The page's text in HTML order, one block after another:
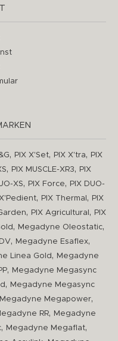
, PIX X'Set, PIX X'tra,
PIX
, PIX MUSCLE-XR3,
PIX
XS, PIX Force,
PIX DUO-
, PIX Thermal ,
PIX
, PIX Agricultural ,
PIX
, Megadyne Oleostatic,
, Megadyne Esaflex,
Linea Gold ,
Megadyne
,
Megadyne Megasync
,
Megadyne Megasync
Megadyne Megapower,
RR,
Megadyne
, Megadyne Megaflat,